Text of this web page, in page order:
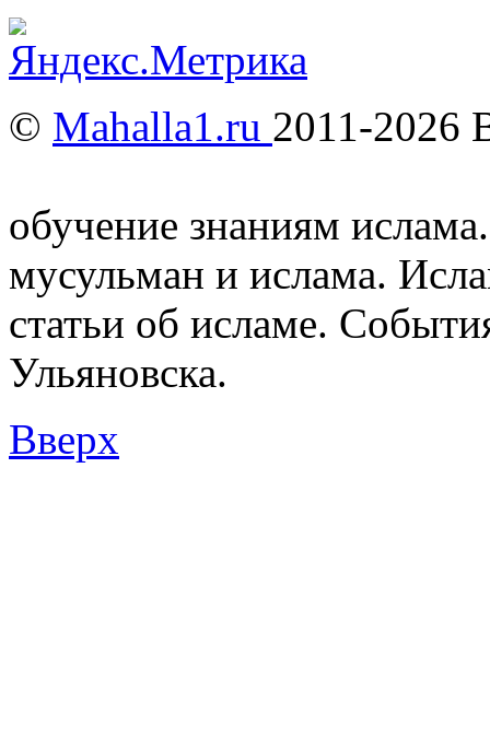
© Mahalla1.ru 2011-2026
обучение знаниям
мусульман и ислама.
статьи об исламе.
Ульяновска.
Вверх